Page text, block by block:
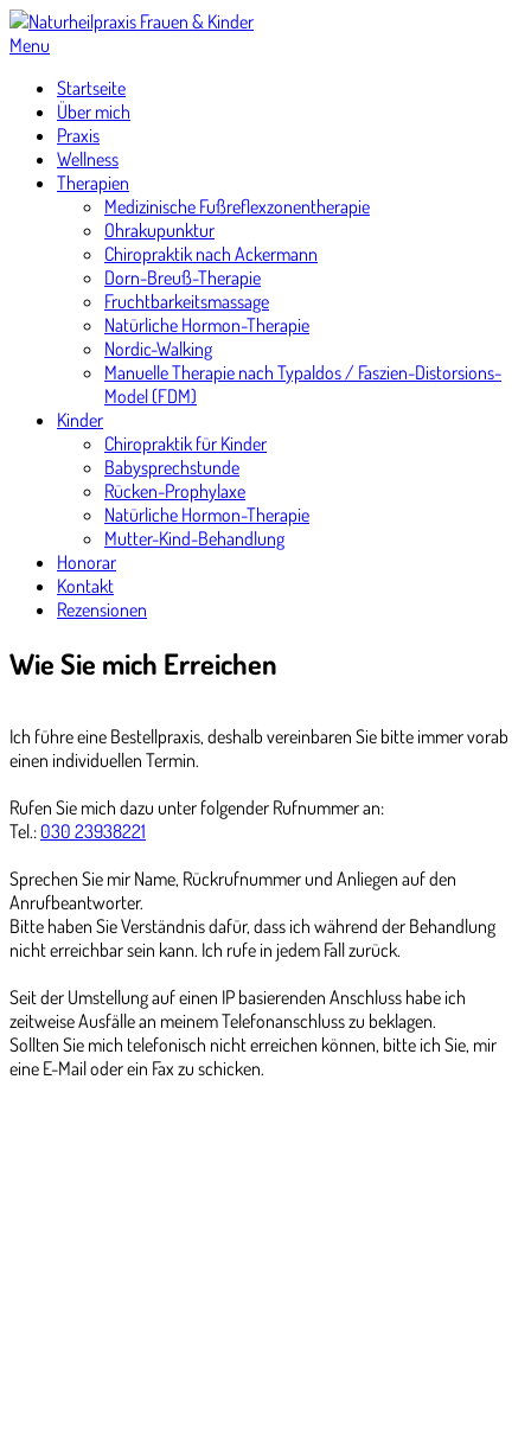
Skip
to
Menu
Startseite
Über mich
Praxis
Wellness
Therapien
Medizinische Fußreflexzonentherapie
Ohrakupunktur
Chiropraktik nach Ackermann
Dorn-Breuß-Therapie
Fruchtbarkeitsmassage
Natürliche Hormon-Therapie
Nordic-Walking
Manuelle Therapie nach Typaldos / Faszien-Distorsions-
Model (FDM)
Kinder
Chiropraktik für Kinder
Babysprechstunde
Rücken-Prophylaxe
Natürliche Hormon-Therapie
Mutter-Kind-Behandlung
Honorar
Kontakt
Rezensionen
Wie Sie mich Erreichen
Ich führe eine Bestellpraxis, deshalb vereinbaren Sie bitte immer vorab
einen individuellen Termin.
Rufen Sie mich dazu unter folgender Rufnummer an:
Tel.: 030 23938221
Sprechen Sie mir Name, Rückrufnummer und Anliegen auf den
Anrufbeantworter.
Bitte haben Sie Verständnis dafür, dass ich während der Behandlung
nicht erreichbar sein kann. Ich rufe in jedem Fall zurück.
Seit der Umstellung auf einen IP basierenden Anschluss habe ich
zeitweise Ausfälle an meinem Telefonanschluss zu beklagen.
Sollten Sie mich telefonisch nicht erreichen können, bitte ich Sie, mir
eine E-Mail oder ein Fax zu schicken.